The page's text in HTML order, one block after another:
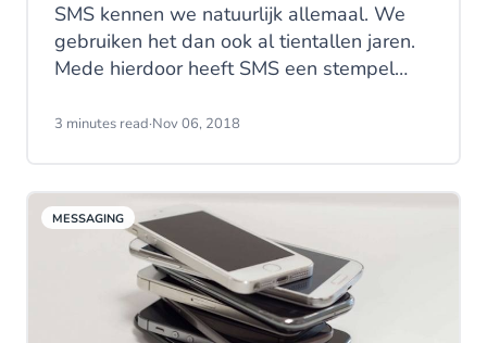
SMS kennen we natuurlijk allemaal. We
gebruiken het dan ook al tientallen jaren.
Mede hierdoor heeft SMS een stempel
minder waar. In een vernieuwde vorm zal
heet RCS (Rich Communication Services)
en voegt rijke content toe aan SM. Dit stelt
jou in staat om de klantverwachting te
overtreffen. Lees hier hoe je dat voor
elkaar krijgt.
3 minutes read·Nov 06, 2018
MESSAGING